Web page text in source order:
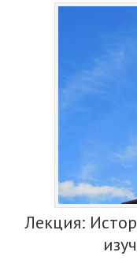
Лекция: